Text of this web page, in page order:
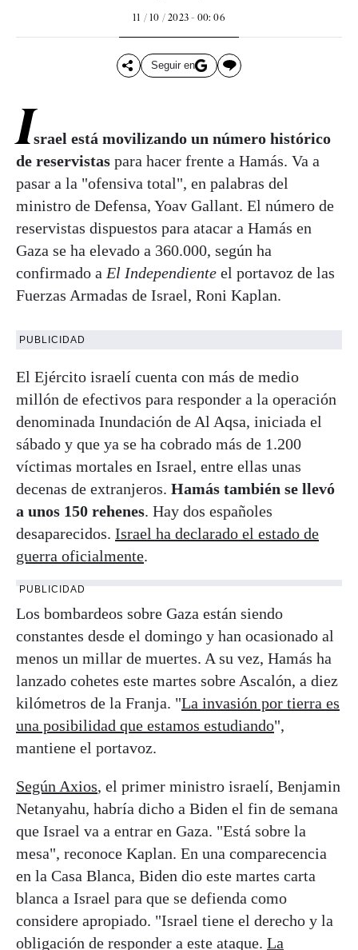
11 / 10 / 2023 - 00: 06
Seguir en
Israel está movilizando un número histórico
de reservistas para hacer frente a Hamás. Va a
pasar a la "ofensiva total", en palabras del
ministro de Defensa, Yoav Gallant. El número de
reservistas dispuestos para atacar a Hamás en
Gaza se ha elevado a 360.000, según ha
confirmado a El Independiente el portavoz de las
Fuerzas Armadas de Israel, Roni Kaplan.
PUBLICIDAD
El Ejército israelí cuenta con más de medio
millón de efectivos para responder a la operación
denominada Inundación de Al Aqsa, iniciada el
sábado y que ya se ha cobrado más de 1.200
víctimas mortales en Israel, entre ellas unas
decenas de extranjeros. Hamás también se llevó
a unos 150 rehenes. Hay dos españoles
desaparecidos. Israel ha declarado el estado de
guerra oficialmente.
PUBLICIDAD
Los bombardeos sobre Gaza están siendo
constantes desde el domingo y han ocasionado al
menos un millar de muertes. A su vez, Hamás ha
lanzado cohetes este martes sobre Ascalón, a diez
kilómetros de la Franja. "La invasión por tierra es
una posibilidad que estamos estudiando",
mantiene el portavoz.
Según Axios, el primer ministro israelí, Benjamin
Netanyahu, habría dicho a Biden el fin de semana
que Israel va a entrar en Gaza. "Está sobre la
mesa", reconoce Kaplan. En una comparecencia
en la Casa Blanca, Biden dio este martes carta
blanca a Israel para que se defienda como
considere apropiado. "Israel tiene el derecho y la
obligación de responder a este ataque. La